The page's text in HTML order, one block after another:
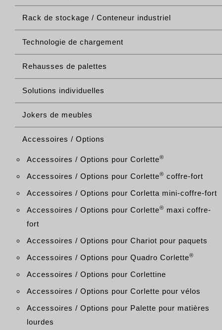
Rack de stockage / Conteneur industriel
Technologie de chargement
Rehausses de palettes
Solutions individuelles
Jokers de meubles
Accessoires / Options
Accessoires / Options pour Corlette®
Accessoires / Options pour Corlette® coffre-fort
Accessoires / Options pour Corletta mini-coffre-fort
Accessoires / Options pour Corlette® maxi coffre-
fort
Accessoires / Options pour Chariot pour paquets
Accessoires / Options pour Quadro Corlette®
Accessoires / Options pour Corlettine
Accessoires / Options pour Corlette pour vélos
Accessoires / Options pour Palette pour matières
lourdes